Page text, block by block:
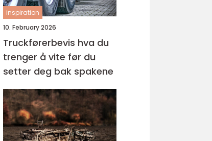
inspiration
10. February 2026
Truckførerbevis hva du
trenger å vite før du
setter deg bak spakene